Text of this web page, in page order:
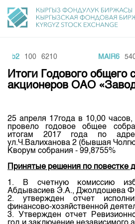
Финансовый рынок KG
Общая информация
Акционеры
Комитеты
Участники торгов
Направления
Товарно-сырьевой сектор
Листинг
Центр раскрытия
Тарифы
Аналитика
Нормативная база
Биржевая деятельность
Депозитарная деятельность
Центр раскрытия
Статистика торгов
Итоги последних торгов
Архив торгов
Учебный центр
Общая информация
100 6210 MAIR6 540
Итоги Годового общего
акционеров ОАО
25 апреля 17года в 10,00
провело годовое общее
итогам 2017 года по
ул.Ч.Валиханова 2 (бывшая
Кворум собрания - 99,8755%
Принятые решения по повестке
1. В счетную комиссию
Абдывасиев Э.А., Джолдошева
2. утвержден отчет
финансово-хозяйственной
3. Утвержден отчет